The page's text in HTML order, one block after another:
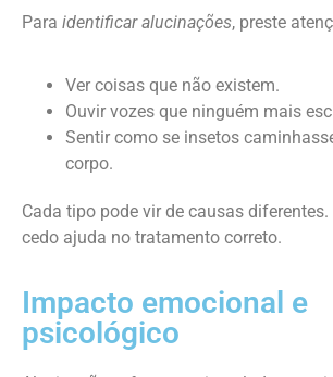
Para identificar alucinações, preste
Ver coisas que não existem.
Ouvir vozes que ninguém mais
Sentir como se insetos
corpo.
Cada tipo pode vir de causas
cedo ajuda no tratamento correto.
Impacto emocional e
psicológico